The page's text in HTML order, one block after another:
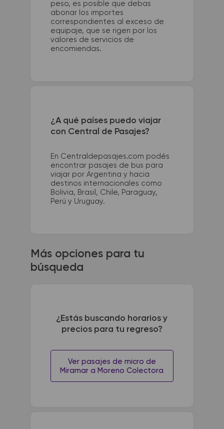
peso, es posible que debas
abonar los importes
correspondientes al exceso de
equipaje, que se rigen por los
valores de servicios de
encomiendas.
¿A qué países puedo viajar
con Central de Pasajes?
En Centraldepasajes.com podés
encontrar pasajes de bus para
viajar por Argentina y hacia
destinos internacionales como
Bolivia, Brasil, Chile, Paraguay,
Perú y Uruguay.
Más opciones para tu
búsqueda
¿Estás buscando horarios y
precios para tu regreso?
Ver pasajes de micro de
Miramar a Moreno Colectora